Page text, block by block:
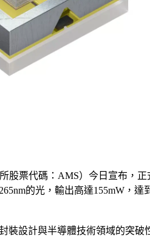
股票代碼：AMS）今日宣布，
的光，輸出高達155mW，
設計與半導體技術領域的突